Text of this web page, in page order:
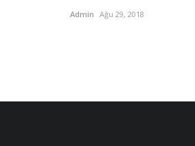
Admin Ağu 29, 2018